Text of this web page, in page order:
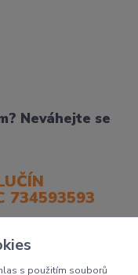
Neváhejte se
734593593
s použitím souborů